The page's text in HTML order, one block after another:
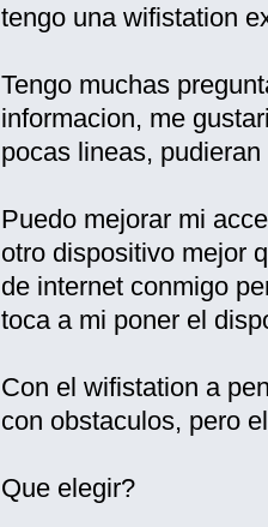
tengo una wifistation
Tengo muchas
informacion, me
pocas lineas,
Puedo mejorar mi
otro dispositivo mejor
de internet conmigo
toca a mi poner el
Con el wifistation a
con obstaculos, pero
Que elegir?